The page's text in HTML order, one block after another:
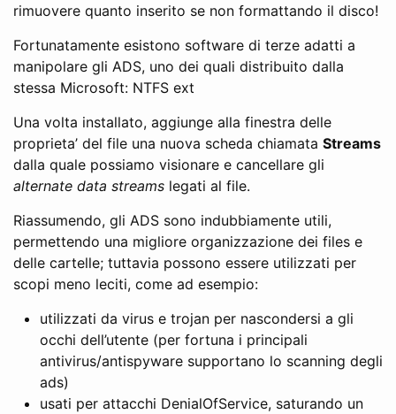
rimuovere quanto inserito se non formattando il disco!
Fortunatamente esistono software di terze adatti a
manipolare gli ADS, uno dei quali distribuito dalla
stessa Microsoft: NTFS ext
Una volta installato, aggiunge alla finestra delle
proprieta’ del file una nuova scheda chiamata Streams
dalla quale possiamo visionare e cancellare gli
alternate data streams legati al file.
Riassumendo, gli ADS sono indubbiamente utili,
permettendo una migliore organizzazione dei files e
delle cartelle; tuttavia possono essere utilizzati per
scopi meno leciti, come ad esempio:
utilizzati da virus e trojan per nascondersi a gli
occhi dell’utente (per fortuna i principali
antivirus/antispyware supportano lo scanning degli
ads)
usati per attacchi DenialOfService, saturando un